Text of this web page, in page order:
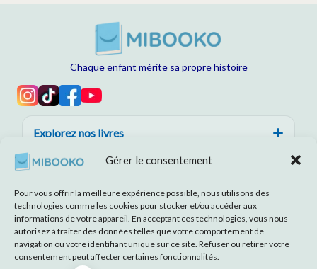
Gérer le consentement
Pour vous offrir la meilleure expérience possible, nous utilisons des
technologies comme les cookies pour stocker et/ou accéder aux
informations de votre appareil. En acceptant ces technologies, vous nous
autorisez à traiter des données telles que votre comportement de
navigation ou votre identifiant unique sur ce site. Refuser ou retirer votre
consentement peut affecter certaines fonctionnalités.
Chaque enfant mérite sa propre histoire
Explorez nos livres
Aide, confiance et qualité
À propos de MIBOOKO